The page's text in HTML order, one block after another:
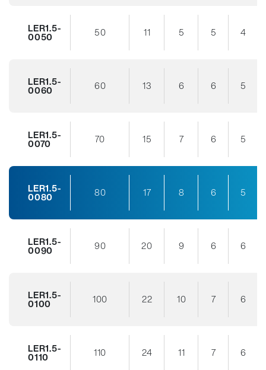
LER1.5-
0050 50 11 5 5 4
LER1.5-
0060 60 13 6 6 5
LER1.5-
0070 70 15 7 6 5
LER1.5-
0080 80 17 8 6 5
LER1.5-
0090 90 20 9 6 6
LER1.5-
0100 100 22 10 7 6
LER1.5-
0110 110 24 11 7 6